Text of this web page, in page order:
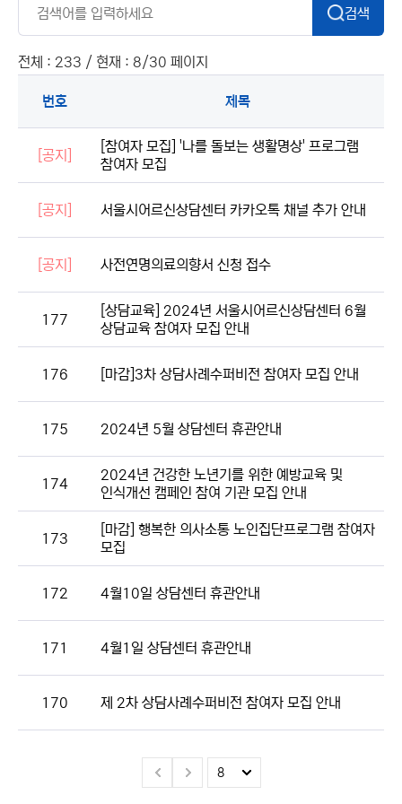
검색
전체 : 233 / 현재 : 8/30 페이지
번호 제목
[공지]
[참여자 모집] '나를 돌보는 생활명상' 프로그램
참여자 모집
[공지] 서울시어르신상담센터 카카오톡 채널 추가 안내
[공지] 사전연명의료의향서 신청 접수
177
[상담교육] 2024년 서울시어르신상담센터 6월
상담교육 참여자 모집 안내
176 [마감]3차 상담사례수퍼비전 참여자 모집 안내
175 2024년 5월 상담센터 휴관안내
174
2024년 건강한 노년기를 위한 예방교육 및
인식개선 캠페인 참여 기관 모집 안내
173
[마감] 행복한 의사소통 노인집단프로그램 참여자
모집
172 4월10일 상담센터 휴관안내
171 4월1일 상담센터 휴관안내
170 제 2차 상담사례수퍼비전 참여자 모집 안내